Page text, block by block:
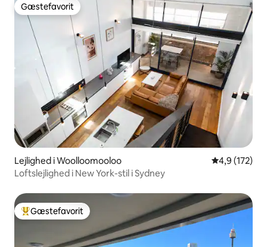
Gæstefavorit
Gæstefavorit
Lejlighed i Woolloomooloo 4,9 ud af 5 i
4,9 (172)
Loftslejlighed i New York-stil i Sydney
Bedste gæstefavorit
Gæstefavorit